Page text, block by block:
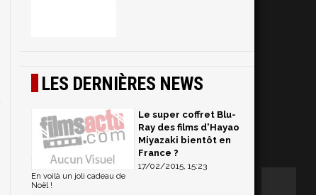
LES DERNIÈRES NEWS
Le super coffret Blu-
Ray des films d'Hayao
Miyazaki bientôt en
France ?
17/02/2015, 15:23
En voilà un joli cadeau de
Noël !